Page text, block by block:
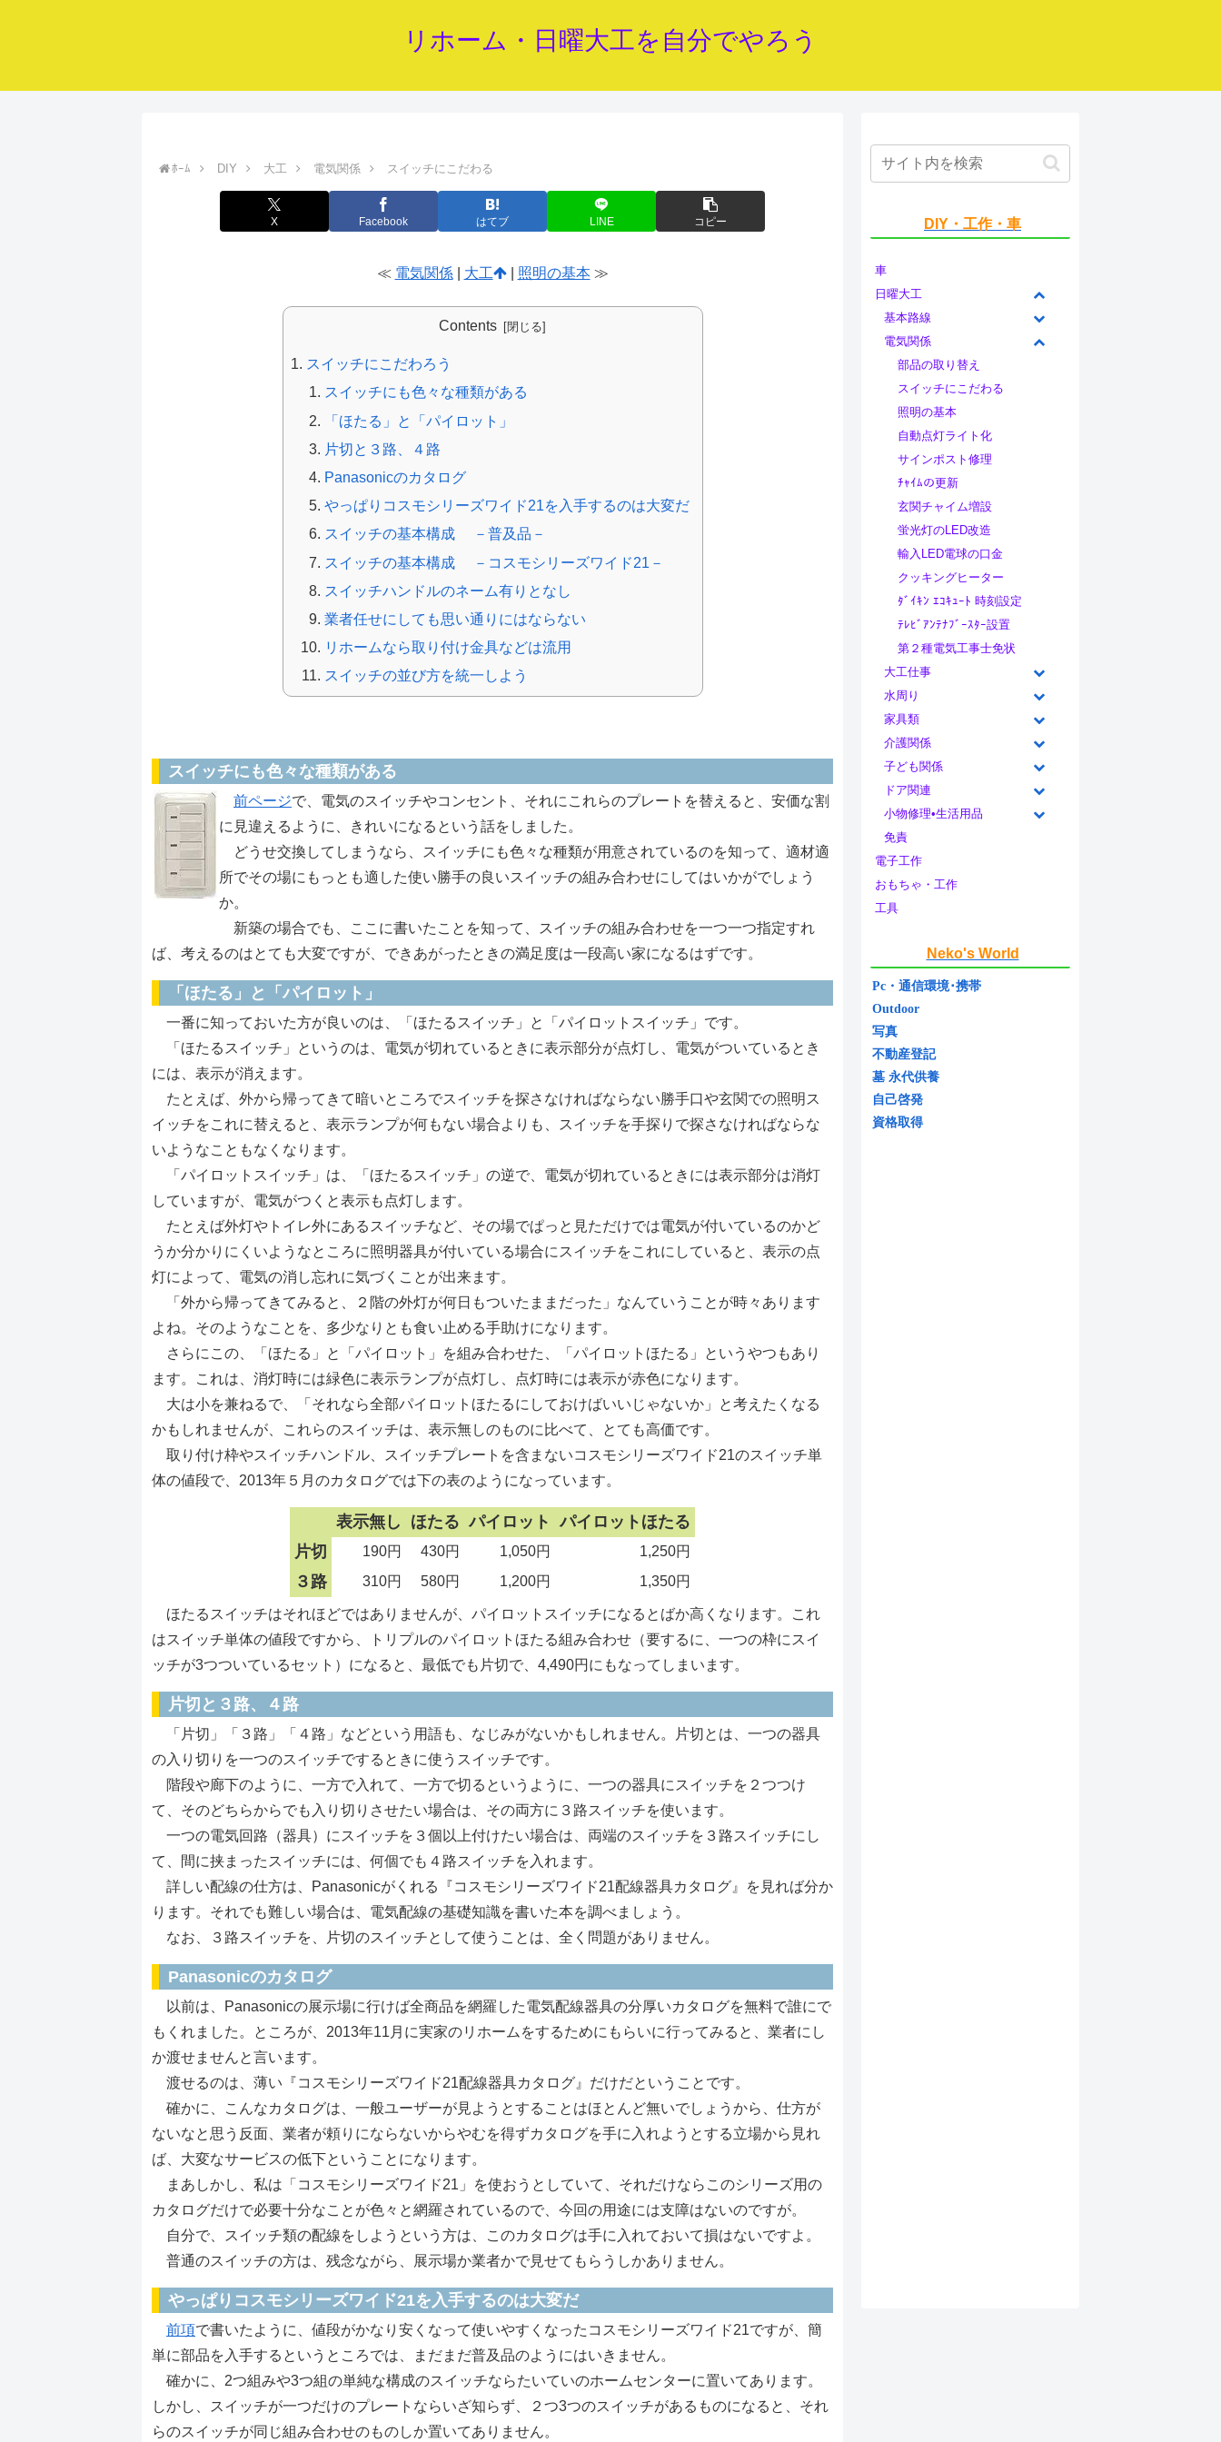
リホーム・日曜大工を自分でやろう
ﾎｰﾑ DIY 大工 電気関係 スイッチにこだわる
X Facebook はてブ LINE コピー
≪ 電気関係| 大工 | 照明の基本≫
Contents
スイッチにこだわろう
スイッチにも色々な種類がある
「ほたる」と「パイロット」
片切と３路、４路
Panasonicのカタログ
やっぱりコスモシリーズワイド21を入手するのは大変だ
スイッチの基本構成 －普及品－
スイッチの基本構成 －コスモシリーズワイド21－
スイッチハンドルのネーム有りとなし
業者任せにしても思い通りにはならない
リホームなら取り付け金具などは流用
スイッチの並び方を統一しよう
スイッチにも色々な種類がある
前ページで、電気のスイッチやコンセント、それにこれらのプレートを替えると、安価な割
に見違えるように、きれいになるという話をしました。
どうせ交換してしまうなら、スイッチにも色々な種類が用意されているのを知って、適材適
所でその場にもっとも適した使い勝手の良いスイッチの組み合わせにしてはいかがでしょう
か。
新築の場合でも、ここに書いたことを知って、スイッチの組み合わせを一つ一つ指定すれ
ば、考えるのはとても大変ですが、できあがったときの満足度は一段高い家になるはずです。
「ほたる」と「パイロット」
一番に知っておいた方が良いのは、「ほたるスイッチ」と「パイロットスイッチ」です。
「ほたるスイッチ」というのは、電気が切れているときに表示部分が点灯し、電気がついているとき
には、表示が消えます。
たとえば、外から帰ってきて暗いところでスイッチを探さなければならない勝手口や玄関での照明ス
イッチをこれに替えると、表示ランプが何もない場合よりも、スイッチを手探りで探さなければならな
いようなこともなくなります。
「パイロットスイッチ」は、「ほたるスイッチ」の逆で、電気が切れているときには表示部分は消灯
していますが、電気がつくと表示も点灯します。
たとえば外灯やトイレ外にあるスイッチなど、その場でぱっと見ただけでは電気が付いているのかど
うか分かりにくいようなところに照明器具が付いている場合にスイッチをこれにしていると、表示の点
灯によって、電気の消し忘れに気づくことが出来ます。
「外から帰ってきてみると、２階の外灯が何日もついたままだった」なんていうことが時々あります
よね。そのようなことを、多少なりとも食い止める手助けになります。
さらにこの、「ほたる」と「パイロット」を組み合わせた、「パイロットほたる」というやつもあり
ます。これは、消灯時には緑色に表示ランプが点灯し、点灯時には表示が赤色になります。
大は小を兼ねるで、「それなら全部パイロットほたるにしておけばいいじゃないか」と考えたくなる
かもしれませんが、これらのスイッチは、表示無しのものに比べて、とても高価です。
取り付け枠やスイッチハンドル、スイッチプレートを含まないコスモシリーズワイド21のスイッチ単
体の値段で、2013年５月のカタログでは下の表のようになっています。
表示無し ほたる パイロット
パイロットほたる
片切
190円 430円 1,050円 1,250円
３路 310円 580円 1,200円 1,350円
ほたるスイッチはそれほどではありませんが、パイロットスイッチになるとばか高くなります。これ
はスイッチ単体の値段ですから、トリプルのパイロットほたる組み合わせ（要するに、一つの枠にスイ
ッチが3つついているセット）になると、最低でも片切で、4,490円にもなってしまいます。
片切と３路、４路
「片切」「３路」「４路」などという用語も、なじみがないかもしれません。片切とは、一つの器具
の入り切りを一つのスイッチでするときに使うスイッチです。
階段や廊下のように、一方で入れて、一方で切るというように、一つの器具にスイッチを２つつけ
て、そのどちらからでも入り切りさせたい場合は、その両方に３路スイッチを使います。
一つの電気回路（器具）にスイッチを３個以上付けたい場合は、両端のスイッチを３路スイッチにし
て、間に挟まったスイッチには、何個でも４路スイッチを入れます。
詳しい配線の仕方は、Panasonicがくれる『コスモシリーズワイド21配線器具カタログ』を見れば分か
ります。それでも難しい場合は、電気配線の基礎知識を書いた本を調べましょう。
なお、３路スイッチを、片切のスイッチとして使うことは、全く問題がありません。
Panasonicのカタログ
以前は、Panasonicの展示場に行けば全商品を網羅した電気配線器具の分厚いカタログを無料で誰にで
もくれました。ところが、2013年11月に実家のリホームをするためにもらいに行ってみると、業者にし
か渡せませんと言います。
渡せるのは、薄い『コスモシリーズワイド21配線器具カタログ』だけだということです。
確かに、こんなカタログは、一般ユーザーが見ようとすることはほとんど無いでしょうから、仕方が
ないなと思う反面、業者が頼りにならないからやむを得ずカタログを手に入れようとする立場から見れ
ば、大変なサービスの低下ということになります。
まあしかし、私は「コスモシリーズワイド21」を使おうとしていて、それだけならこのシリーズ用の
カタログだけで必要十分なことが色々と網羅されているので、今回の用途には支障はないのですが。
自分で、スイッチ類の配線をしようという方は、このカタログは手に入れておいて損はないですよ。
普通のスイッチの方は、残念ながら、展示場か業者かで見せてもらうしかありません。
やっぱりコスモシリーズワイド21を入手するのは大変だ
前項で書いたように、値段がかなり安くなって使いやすくなったコスモシリーズワイド21ですが、簡
単に部品を入手するというところでは、まだまだ普及品のようにはいきません。
確かに、2つ組みや3つ組の単純な構成のスイッチならたいていのホームセンターに置いてあります。
しかし、スイッチが一つだけのプレートならいざ知らず、２つ3つのスイッチがあるものになると、それ
らのスイッチが同じ組み合わせのものしか置いてありません。
DIY・工作・車
車
日曜大工
基本路線
電気関係
部品の取り替え
スイッチにこだわる
照明の基本
自動点灯ライト化
サインポスト修理
ﾁｬｲﾑの更新
玄関チャイム増設
蛍光灯のLED改造
輸入LED電球の口金
クッキングヒーター
ﾀﾞｲｷﾝ ｴｺｷｭｰﾄ 時刻設定
ﾃﾚﾋﾞｱﾝﾃﾅﾌﾞｰｽﾀｰ設置
第２種電気工事士免状
大工仕事
水周り
家具類
介護関係
子ども関係
ドア関連
小物修理•生活用品
免責
電子工作
おもちゃ・工作
工具
Neko's World
Pc・通信環境･携帯
Outdoor
写真
不動産登記
墓 永代供養
自己啓発
資格取得